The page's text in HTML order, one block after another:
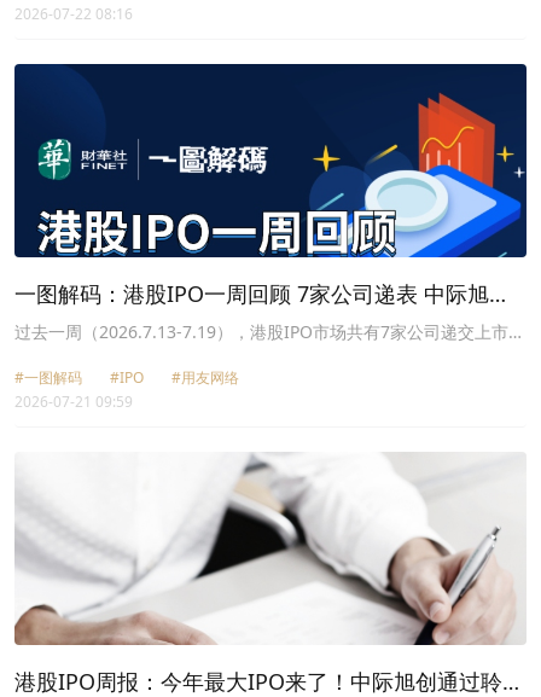
2026-07-22 08:16
一图解码：港股IPO一周回顾 7家公司递表 中际旭创
通过聆讯
过去一周（2026.7.13-7.19），港股IPO市场共有7家公司递交上市申
#一图解码 #IPO
#用友网络
2026-07-21 09:59
港股IPO周报：今年最大IPO来了！中际旭创通过聆